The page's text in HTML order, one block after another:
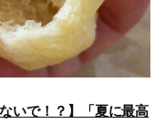
いで！？】「夏に最高